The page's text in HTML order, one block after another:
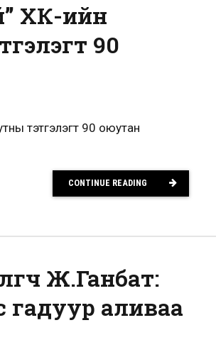
ХК-ийн
90
тэтгэлэгт 90 оюутан
CONTINUE READING
Ж.Ганбат:
гадуур аливаа